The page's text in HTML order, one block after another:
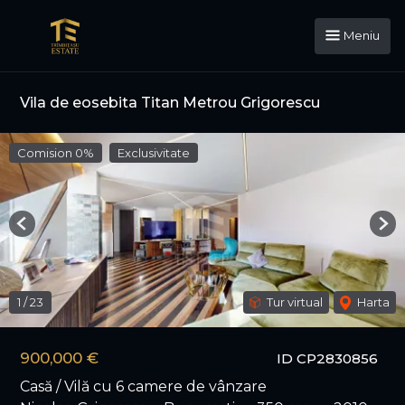
Meniu
Vila de eosebita Titan Metrou Grigorescu
ID CP2830856
900,000 €
Casă / Vilă cu 6 camere de vânzare
Comision 0% Exclusivitate
1 /23 Tur virtual Harta
Previous